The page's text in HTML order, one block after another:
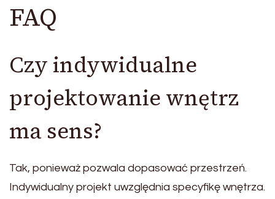
FAQ
Czy indywidualne
projektowanie wnętrz
ma sens?
Tak, ponieważ pozwala dopasować przestrzeń.
Indywidualny projekt uwzględnia specyfikę wnętrza.